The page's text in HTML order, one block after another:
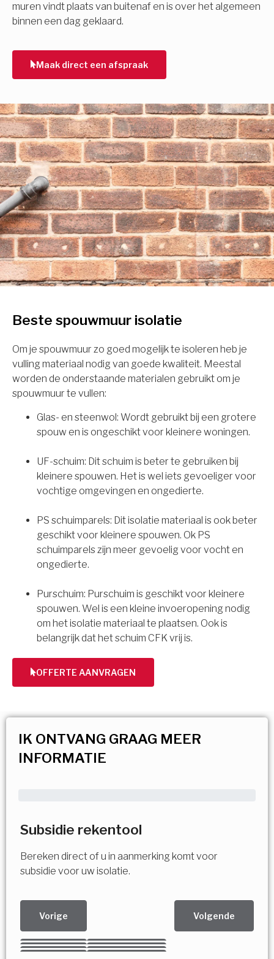
muren vindt plaats van buitenaf en is over het algemeen
binnen een dag geklaard.
Maak direct een afspraak
Beste spouwmuur isolatie
Om je spouwmuur zo goed mogelijk te isoleren heb je
vulling materiaal nodig van goede kwaliteit. Meestal
worden de onderstaande materialen gebruikt om je
spouwmuur te vullen:
Glas- en steenwol: Wordt gebruikt bij een grotere
spouw en is ongeschikt voor kleinere woningen.
UF-schuim: Dit schuim is beter te gebruiken bij
kleinere spouwen. Het is wel iets gevoeliger voor
vochtige omgevingen en ongedierte.
PS schuimparels: Dit isolatie materiaal is ook beter
geschikt voor kleinere spouwen. Ok PS
schuimparels zijn meer gevoelig voor vocht en
ongedierte.
Purschuim: Purschuim is geschikt voor kleinere
spouwen. Wel is een kleine invoeropening nodig
om het isolatie materiaal te plaatsen. Ook is
belangrijk dat het schuim CFK vrij is.
OFFERTE AANVRAGEN
IK ONTVANG GRAAG MEER
INFORMATIE
Subsidie rekentool
Bereken direct of u in aanmerking komt voor
subsidie voor uw isolatie.
Vorige Volgende
Kies uw Isolatiemaatregel
Vorige Volgende